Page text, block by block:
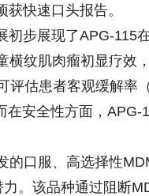
快速口头报告。
初步展现了APG-115
横纹肌肉瘤初显疗效
评估患者客观缓解率
安全性方面，
的口服、高选择性
。该品种通过阻断